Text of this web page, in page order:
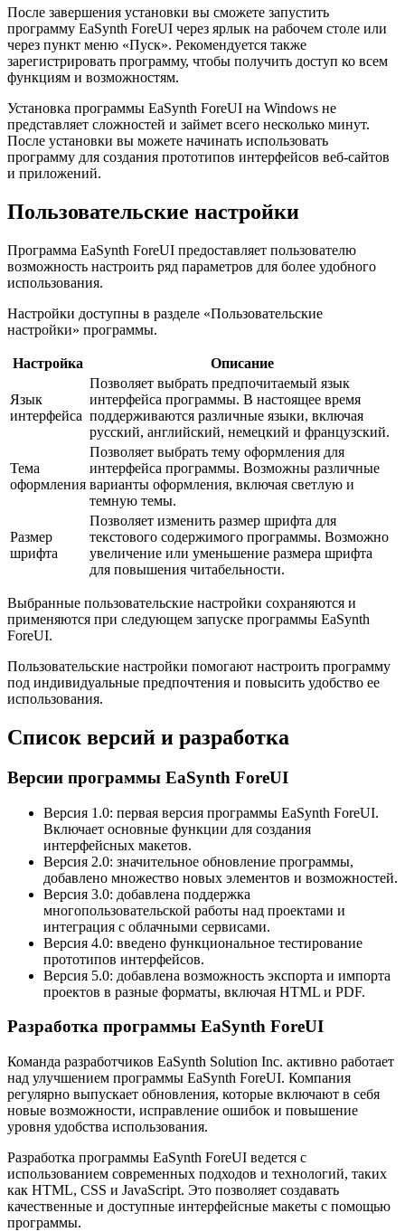
После завершения установки вы сможете запустить
программу EaSynth ForeUI через ярлык на рабочем столе или
через пункт меню «Пуск». Рекомендуется также
зарегистрировать программу, чтобы получить доступ ко всем
функциям и возможностям.
Установка программы EaSynth ForeUI на Windows не
представляет сложностей и займет всего несколько минут.
После установки вы можете начинать использовать
программу для создания прототипов интерфейсов веб-сайтов
и приложений.
Пользовательские настройки
Программа EaSynth ForeUI предоставляет пользователю
возможность настроить ряд параметров для более удобного
использования.
Настройки доступны в разделе «Пользовательские
настройки» программы.
Настройка Описание
Язык
интерфейса
Позволяет выбрать предпочитаемый язык
интерфейса программы. В настоящее время
поддерживаются различные языки, включая
русский, английский, немецкий и французский.
Тема
оформления
Позволяет выбрать тему оформления для
интерфейса программы. Возможны различные
варианты оформления, включая светлую и
темную темы.
Размер
шрифта
Позволяет изменить размер шрифта для
текстового содержимого программы. Возможно
увеличение или уменьшение размера шрифта
для повышения читабельности.
Выбранные пользовательские настройки сохраняются и
применяются при следующем запуске программы EaSynth
ForeUI.
Пользовательские настройки помогают настроить программу
под индивидуальные предпочтения и повысить удобство ее
использования.
Список версий и разработка
Версии программы EaSynth ForeUI
Версия 1.0: первая версия программы EaSynth ForeUI.
Включает основные функции для создания
интерфейсных макетов.
Версия 2.0: значительное обновление программы,
добавлено множество новых элементов и возможностей.
Версия 3.0: добавлена поддержка
многопользовательской работы над проектами и
интеграция с облачными сервисами.
Версия 4.0: введено функциональное тестирование
прототипов интерфейсов.
Версия 5.0: добавлена возможность экспорта и импорта
проектов в разные форматы, включая HTML и PDF.
Разработка программы EaSynth ForeUI
Команда разработчиков EaSynth Solution Inc. активно работает
над улучшением программы EaSynth ForeUI. Компания
регулярно выпускает обновления, которые включают в себя
новые возможности, исправление ошибок и повышение
уровня удобства использования.
Разработка программы EaSynth ForeUI ведется с
использованием современных подходов и технологий, таких
как HTML, CSS и JavaScript. Это позволяет создавать
качественные и доступные интерфейсные макеты с помощью
программы.